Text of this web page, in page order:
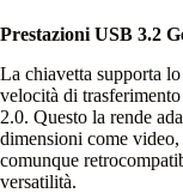
Prestazioni USB 3.2
La chiavetta supporta lo
velocità di
2.0. Questo la rende
dimensioni come
comunque
versatilità.